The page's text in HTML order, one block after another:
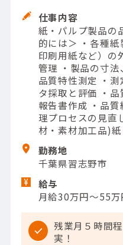
仕事内容
紙・パルプ製品の
的には＞ ・各種紙
印刷用紙など）の
管理 ・製品の寸
品質特性測定 ・
タ採取と評価 ・
報告書作成 ・品
理プロセスの見直
材・素材加工品)
勤務地
千葉県習志野市
給与
月給30万円～55
残業月５時間
実！